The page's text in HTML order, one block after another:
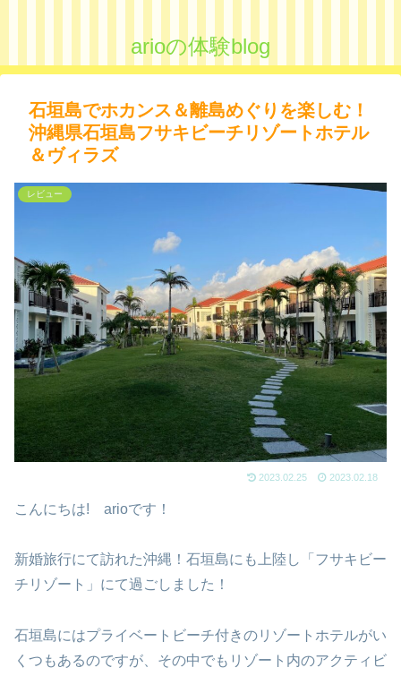
arioの体験blog
石垣島でホカンス＆離島めぐりを楽しむ！
沖縄県石垣島フサキビーチリゾートホテル
＆ヴィラズ
レビュー
2023.02.25 2023.02.18
こんにちは! arioです！
新婚旅行にて訪れた沖縄！石垣島にも上陸し「フサキビー
チリゾート」にて過ごしました！
石垣島にはプライベートビーチ付きのリゾートホテルがい
くつもあるのですが、その中でもリゾート内のアクティビ